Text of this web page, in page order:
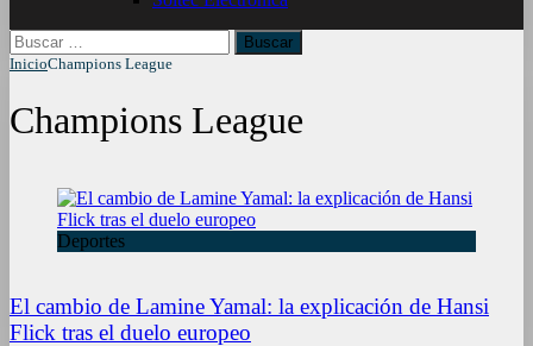
Buscar:
InicioChampions League
Champions League
Deportes
El cambio de Lamine Yamal: la explicación de Hansi
Flick tras el duelo europeo